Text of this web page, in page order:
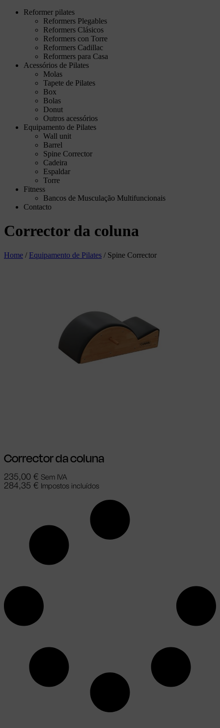
Reformer pilates
Reformers Plegables
Reformers Clásicos
Reformers con Torre
Reformers Cadillac
Reformers para Casa
Acessórios de Pilates
Molas
Tapete de Pilates
Box
Bolas
Donut
Outros acessórios
Equipamento de Pilates
Wall unit
Barrel
Spine Corrector
Cadeira
Espaldar
Torre
Fitness
Bancos de Musculação Multifuncionais
Contacto
Corrector da coluna
Home / Equipamento de Pilates / Spine Corrector
Corrector da coluna
235,00 € Sem IVA
284,35 € Impostos incluídos